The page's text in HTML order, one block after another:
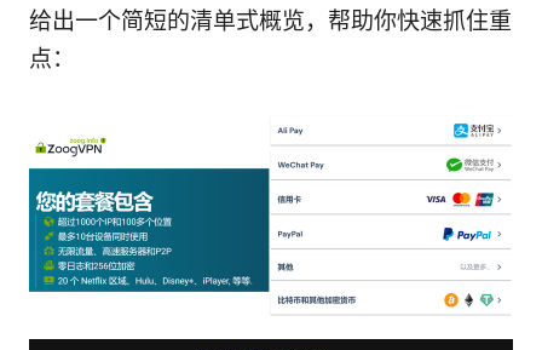
给出一个简短的清单式概览，帮助你快速抓住重
点：